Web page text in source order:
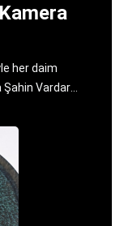
her daim
Şahin Vardar